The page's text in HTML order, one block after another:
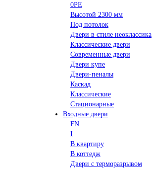
0PE
Высотой 2300 мм
Под потолок
Двери в стиле неоклассика
Классические двери
Современные двери
Двери купе
Двери-пеналы
Каскад
Классические
Стационарные
Входные двери
FN
I
В квартиру
В коттедж
Двери с терморазрывом